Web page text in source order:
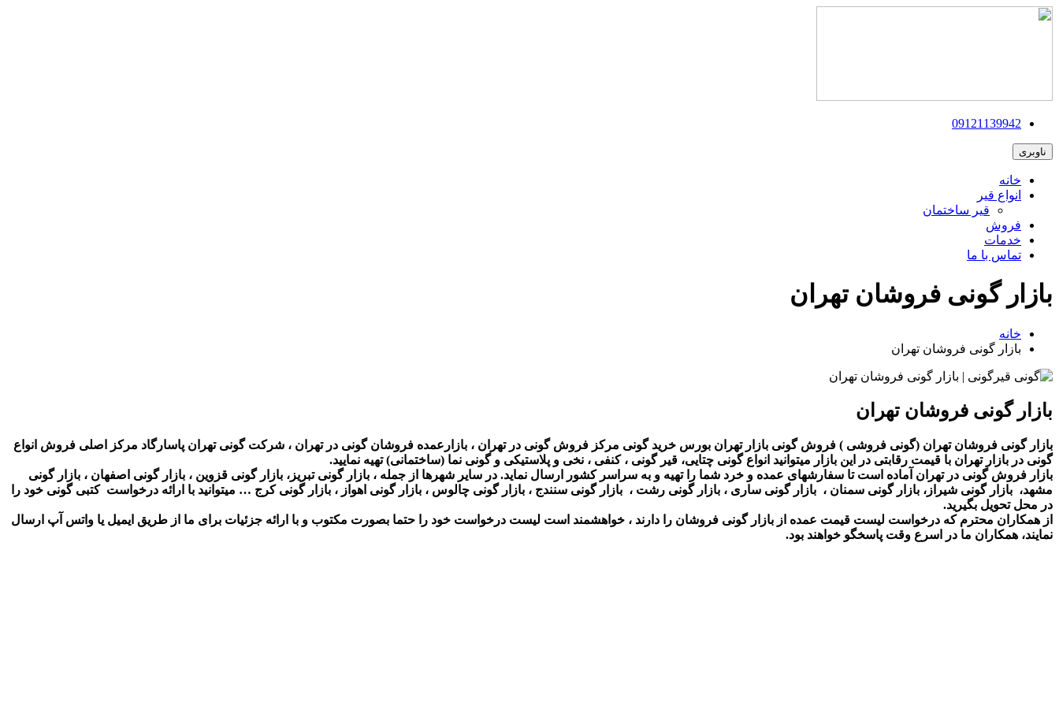
09121139942
ناوبری
خانه
انواع قیر
قیر ساختمان
فروش
خدمات
تماس با ما
بازار گونی فروشان تهران
خانه
بازار گونی فروشان تهران
بازار گونی فروشان تهران
بازار گونی فروشان تهران (گونی فروشی ) فروش گونی بازار تهران بورس خرید گونی مرکز فروش گونی در تهران ، بازارعمده فروشان گونی در تهران ، شرکت گونی تهران پاسارگاد مرکز اصلی فروش انواع
گونی در بازار تهران با قیمت رقابتی در این بازار میتوانید انواع گونی چتایی، قیر گونی ، کنفی ، نخی و پلاستیکی و گونی نما (ساختمانی) تهیه نمایید.
بازار فروش گونی در تهران آماده است تا سفارشهای عمده و خرد شما را تهیه و به سراسر کشور ارسال نماید. در سایر شهرها از جمله ، بازار گونی تبریز، بازار گونی قزوین ، بازار گونی اصفهان ، بازار گونی
مشهد، بازار گونی شیراز، بازار گونی سمنان ، بازار گونی ساری ، بازار گونی رشت ، بازار گونی سنندج ، بازار گونی چالوس ، بازار گونی اهواز ، بازار گونی کرج … میتوانید با ارائه درخواست کتبی گونی خود را
در محل تحویل بگیرید.
از همکاران محترم که درخواست لیست قیمت عمده از بازار گونی فروشان را دارند ، خواهشمند است لیست درخواست خود را حتما بصورت مکتوب و با ارائه جزئیات برای ما از طریق ایمیل یا واتس آپ ارسال
نمایند، همکاران ما در اسرع وقت پاسخگو خواهند بود.